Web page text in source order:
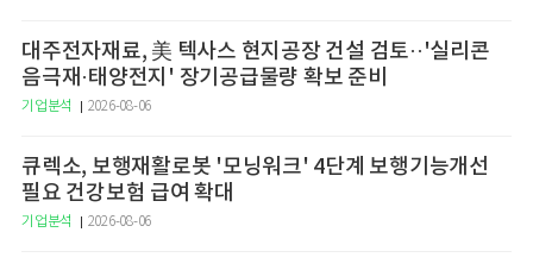
대주전자재료, 美 텍사스 현지공장 건설 검토··'실리콘
음극재·태양전지' 장기공급물량 확보 준비
기업분석 2026-08-06
큐렉소, 보행재활로봇 '모닝워크' 4단계 보행기능개선
필요 건강보험 급여 확대
기업분석 2026-08-06